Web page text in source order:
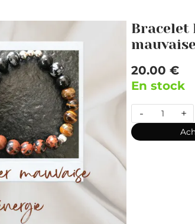
Bracelet
20.00 €
En stock
- +